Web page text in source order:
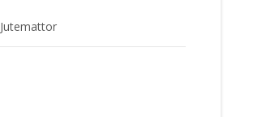
Jutemattor